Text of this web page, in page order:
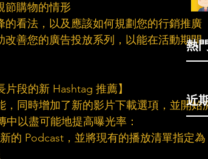
購物的情形
看法，以及應該如何規劃您的行銷推廣
善您的廣告投放系列，以能在活動期間
片段的新 Hashtag 推薦】
，同時增加了新的影片下載選項，並開始
以盡可能地提高曝光率：
的 Podcast，並將現有的播放清單指定為
熱
近